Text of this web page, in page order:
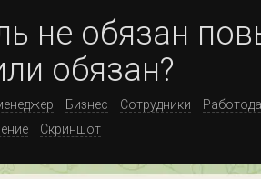
не обязан
обязан?
Бизнес Сотрудники
Скриншот